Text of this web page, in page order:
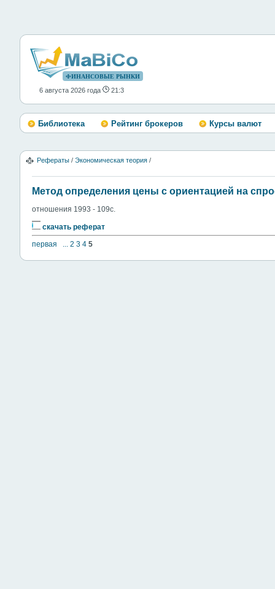
ФИНАНСОВЫЕ РЫНКИ
6 августа 2026 года 21:3
Библиотека Рейтинг брокеров Курсы валют
Рефераты / Экономическая теория /
Метод определения цены с ориентацией на
отношения 1993 - 109с.
скачать реферат
первая
... 2 3 4 5